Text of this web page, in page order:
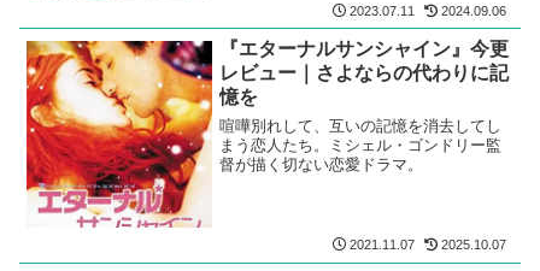
2023.07.11 2024.09.06
『エターナルサンシャイン』今更
レビュー｜さよならの代わりに記
憶を
喧嘩別れして、互いの記憶を消去してし
まう恋人たち。ミシェル・ゴンドリー監
督が描く切ない恋愛ドラマ。
2021.11.07 2025.10.07